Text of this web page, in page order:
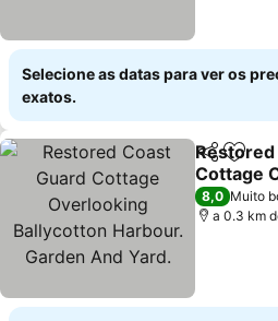
Selecione as datas para ver os
exatos.
Partilhar
Cottage
Garden
Ver
8,0 Muito
a 0.3 km